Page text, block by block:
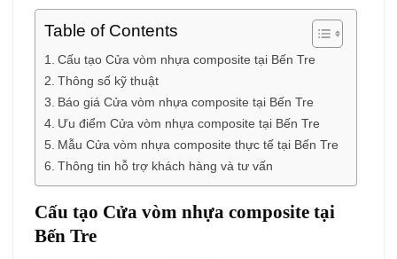
Table of Contents
Cấu tạo Cửa vòm nhựa composite tại Bến Tre
Thông số kỹ thuật
Báo giá Cửa vòm nhựa composite tại Bến Tre
Ưu điểm Cửa vòm nhựa composite tại Bến Tre
Mẫu Cửa vòm nhựa composite thực tế tại Bến Tre
Thông tin hỗ trợ khách hàng và tư vấn
Cấu tạo Cửa vòm nhựa composite tại
Bến Tre